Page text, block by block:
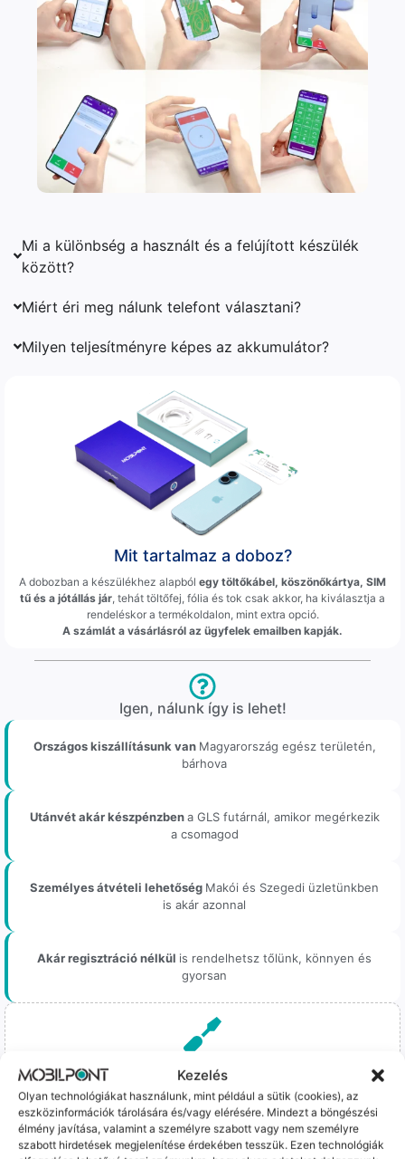
Kezelés
Olyan technológiákat használunk, mint például a sütik (cookies), az
eszközinformációk tárolására és/vagy elérésére. Mindezt a böngészési
élmény javítása, valamint a személyre szabott vagy nem személyre
szabott hirdetések megjelenítése érdekében tesszük. Ezen technológiák
Mi a különbség a használt és a felújított készülék
között?
Miért éri meg nálunk telefont választani?
Milyen teljesítményre képes az akkumulátor?
Mit tartalmaz a doboz?
A dobozban a készülékhez alapból egy töltőkábel, köszönőkártya, SIM
tű és a jótállás jár, tehát töltőfej, fólia és tok csak akkor, ha kiválasztja a
rendeléskor a termékoldalon, mint extra opció.
A számlát a vásárlásról az ügyfelek emailben kapják.
Igen, nálunk így is lehet!
Országos kiszállításunk van Magyarország egész területén,
bárhova
Utánvét akár készpénzbena GLS futárnál, amikor megérkezik
a csomagod
Személyes átvételi lehetőség Makói és Szegedi üzletünkben
is akár azonnal
Akár regisztráció nélkül is rendelhetsz tőlünk, könnyen és
gyorsan
Bizonyos esetekben gyári vagy prémium minőségű
alkatrészekre (pl. új akkumulátorra vagy kijelzőre)
cseréljük a régieket.
Ez mindig 100%-os, tesztelt állapotot jelent. iPhone-oknál
előfordulhat az "Ismeretlen alkatrész" jelzés, de ne aggódj, ez